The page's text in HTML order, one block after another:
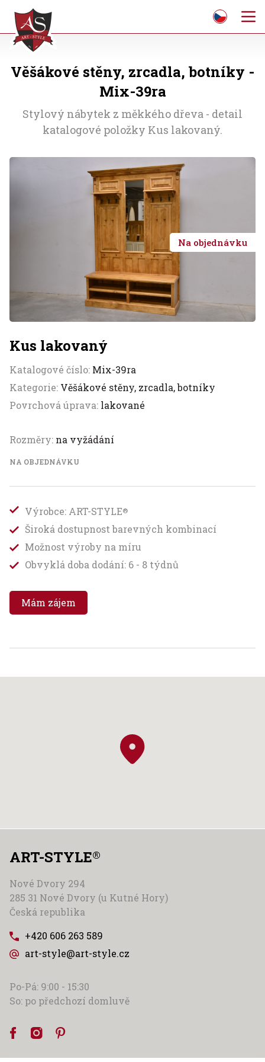
Věšákové stěny, zrcadla, botníky -
Mix-39ra
Stylový nábytek z měkkého dřeva - detail
katalogové položky Kus lakovaný.
Na objednávku
Kus lakovaný
Katalogové číslo: Mix-39ra
Kategorie: Věšákové stěny, zrcadla, botníky
Povrchová úprava: lakované
Rozměry: na vyžádání
NA OBJEDNÁVKU
Výrobce: ART-STYLE®
Široká dostupnost barevných kombinací
Možnost výroby na míru
Obvyklá doba dodání: 6 - 8 týdnů
Mám zájem
ART-STYLE®
Nové Dvory 294
285 31 Nové Dvory (u Kutné Hory)
Česká republika
+420 606 263 589
art-style@art-style.cz
Po-Pá: 9:00 - 15:30
So: po předchozí domluvě